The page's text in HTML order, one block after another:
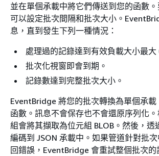
並在單個承載中將它們傳送到您的函數
可以設定批次間隔和批次大小。
息，直到發生下列一種情況：
處理過的記錄達到有效負載大小最大
批次化視窗即會到期。
記錄數達到完整批次大小。
EventBridge 將您的批次轉換為單個承載
函數。訊息不會保存也不會還原序列化
組會將其擷取為位元組 BLOB。然後，透
編碼到 JSON 承載中。如果管道針對批
回錯誤，EventBridge 會重試整個批次的